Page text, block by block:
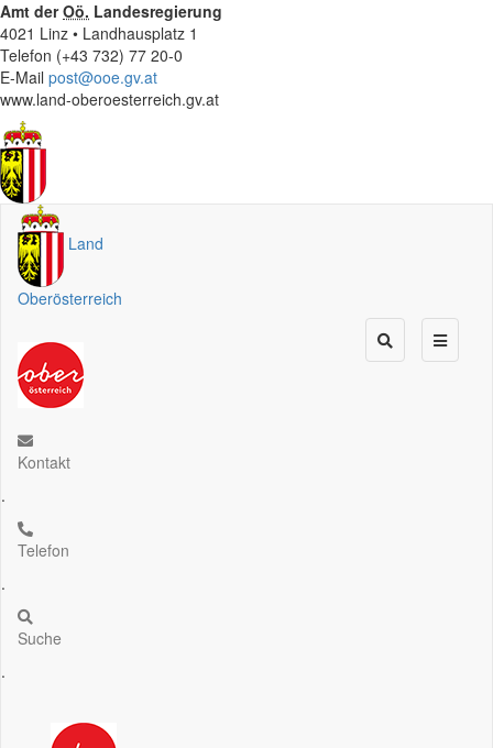
Amt derOö. Landesregierung
4021 Linz • Landhausplatz 1
Telefon (+43 732) 77 20-0
E-Mail post@ooe.gv.at
www.land-oberoesterreich.gv.at
Land
Oberösterreich
Kontakt
.
Telefon
.
Suche
.